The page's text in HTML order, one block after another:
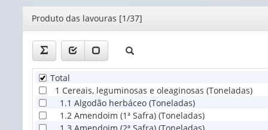
Editor
Produto das lavouras [1/37]
Total
1 Cereais, leguminosas e oleaginosas (Toneladas)
1.1 Algodão herbáceo (Toneladas)
1.2 Amendoim (1ª Safra) (Toneladas)
1.3 Amendoim (2ª Safra) (Toneladas)